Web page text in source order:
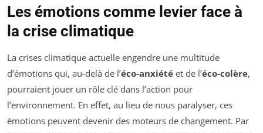
Les émotions comme levier face à
la crise climatique
La crises climatique actuelle engendre une multitude
d’émotions qui, au-delà de l’éco-anxiété et de l’éco-colère,
pourraient jouer un rôle clé dans l’action pour
l’environnement. En effet, au lieu de nous paralyser, ces
émotions peuvent devenir des moteurs de changement. Par